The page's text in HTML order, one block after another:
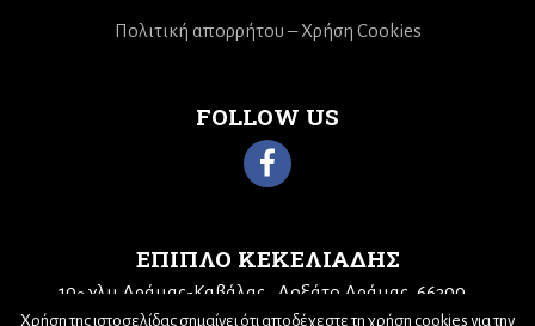
ΕΠΙΠΛΟ ΚΕΚΕΛΙΑΔΗΣ
10ο χλμ Δράμας-Καβάλας
Δοξάτο Δράμας, 66300
FOLLOW US
Πολιτική απορρήτου – Χρήση Cookies
Χρήση της ιστοσελίδας σημαίνει ότι αποδέχεστε τη χρήση cookies για την